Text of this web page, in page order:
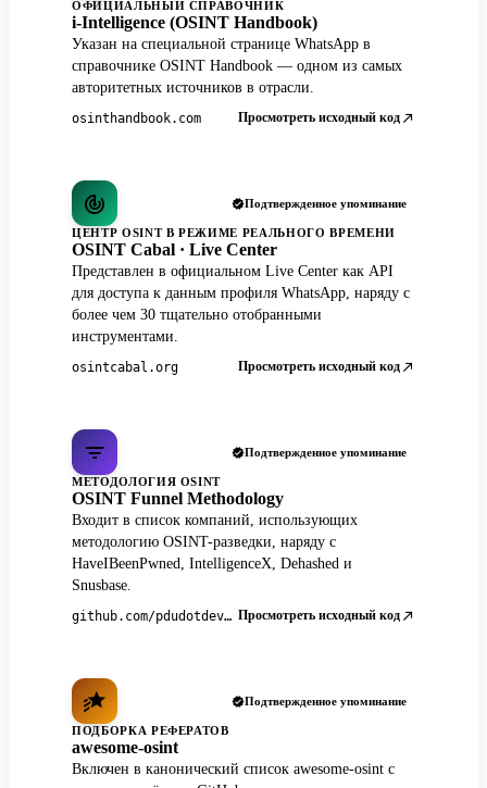
ОФИЦИАЛЬНЫЙ СПРАВОЧНИК
i-Intelligence (OSINT Handbook)
Указан на специальной странице WhatsApp в
справочнике OSINT Handbook — одном из самых
авторитетных источников в отрасли.
osinthandbook.com Просмотреть исходный код
Подтвержденное упоминание
ЦЕНТР OSINT В РЕЖИМЕ РЕАЛЬНОГО ВРЕМЕНИ
OSINT Cabal · Live Center
Представлен в официальном Live Center как API
для доступа к данным профиля WhatsApp, наряду с
более чем 30 тщательно отобранными
инструментами.
osintcabal.org Просмотреть исходный код
Подтвержденное упоминание
МЕТОДОЛОГИЯ OSINT
OSINT Funnel Methodology
Входит в список компаний, использующих
методологию OSINT-разведки, наряду с
HaveIBeenPwned, IntelligenceX, Dehashed и
Snusbase.
github.com/pdudotdev/ofm Просмотреть исходный код
Подтвержденное упоминание
ПОДБОРКА РЕФЕРАТОВ
awesome-osint
Включен в канонический список awesome-osint с